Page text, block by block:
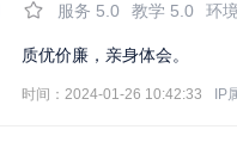
服务 5.0 教学 5.0 环境
质优价廉，亲身体会。
时间：2024-01-26 10:42:33 IP